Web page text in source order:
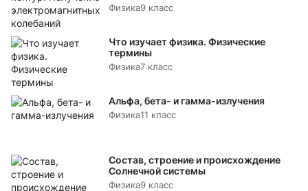
Физика9 класс
Что изучает физика. Физические
термины
Физика7 класс
Альфа, бета- и гамма-излучения
Физика11 класс
Состав, строение и происхождение
Солнечной системы
Физика9 класс